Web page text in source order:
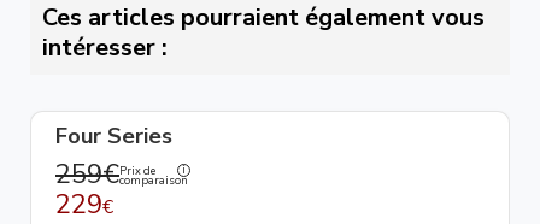
Ces articles pourraient également vous
intéresser :
Four Series
259€Prix de
comparaison
229€